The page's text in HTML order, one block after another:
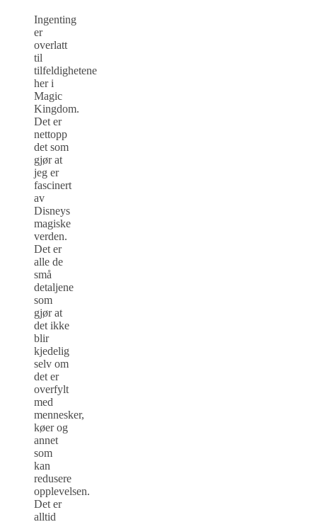
Ingenting
er
overlatt
til
tilfeldighetene
her i
Magic
Kingdom.
Det er
nettopp
det som
gjør at
jeg er
fascinert
av
Disneys
magiske
verden.
Det er
alle de
små
detaljene
som
gjør at
det ikke
blir
kjedelig
selv om
det er
overfylt
med
mennesker,
køer og
annet
som
kan
redusere
opplevelsen.
Det er
alltid